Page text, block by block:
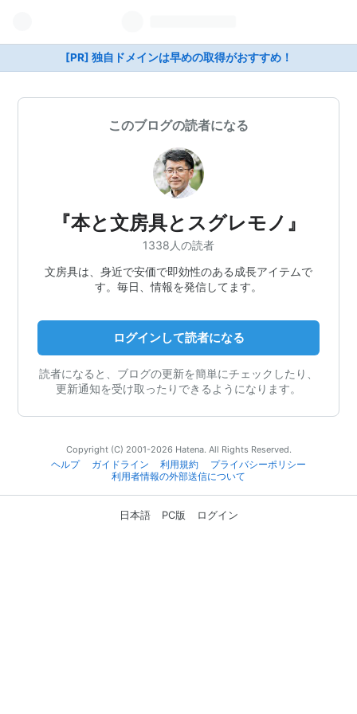
[PR] 独自ドメインは早めの取得がおすすめ！
このブログの読者になる
『本と文房具とスグレモノ』
1338人の読者
文房具は、身近で安価で即効性のある成長アイテムで
す。毎日、情報を発信してます。
ログインして読者になる
読者になると、ブログの更新を簡単にチェックしたり、
更新通知を受け取ったりできるようになります。
Copyright (C) 2001-2026 Hatena. All Rights Reserved.
ヘルプ
ガイドライン 利用規約
プライバシーポリシー
利用者情報の外部送信について
日本語 PC版 ログイン